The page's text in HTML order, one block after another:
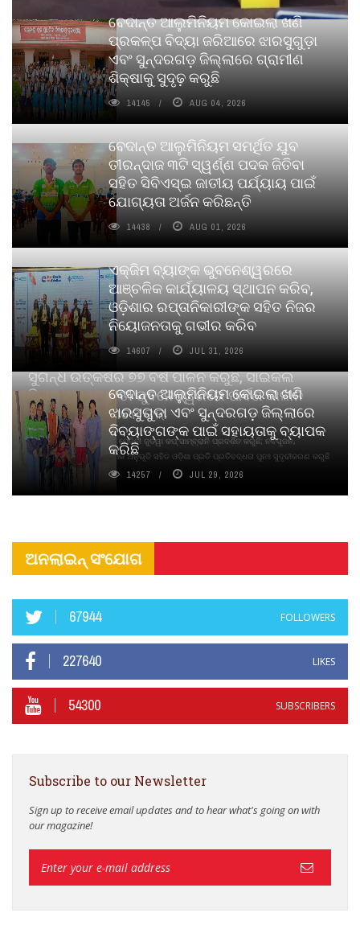
ସୁଗନ୍ଧ ଉତ୍କର୍ଷର ୭୭ ବର୍ଷ ପାଳନ କରୁଛି, ସାଇକଲ
ପିୟୋର୍‌ ଅଗରବତୀ ଭୁବନେଶ୍ୱରରେ ପାର୍ବଣ କାଳୀନ
ନବସୃଜନ ଉନ୍ମୋଚନ କଲା
ବାଉଁଶ ବିହୀନ କଠିନ ଧୂପ ଏବଂ ମେଦିନୀ ଜୁଡୱା କପ୍‌ ସାମ୍ବ୍ରାନି ପ୍ରଦର୍ଶିତ କରୁଛି; ନବସୃଜନ,
ଦୀର୍ଘସ୍ଥାୟିତା ଏବଂ ଆଧ୍ୟାତ୍ମିକ ଅନୁଭୂତି ସହିତ ଓଡ଼ିଶା ପ୍ରତି ପ୍ରତିବଦ୍ଧତା ପୁନଃ ସୁଦୃଢୀକରଣ କରୁଛି
ବେଦାନ୍ତ ଆଲୁମିନିୟମ କୋଇଲା ଖଣି
ପ୍ରକଳ୍ପ ବିଦ୍ୟା ଜରିଆରେ ଝାରସୁଗୁଡ଼ା
ଏବଂ ସୁନ୍ଦରଗଡ଼ ଜିଲ୍ଲାରେ ଗ୍ରାମୀଣ
ଶିକ୍ଷାକୁ ସୁଦୃଢ଼ କରୁଛି
14145 AUG 04, 2026
ବେଦାନ୍ତ ଆଲୁମିନିୟମ ସମର୍ଥିତ ଯୁବ
ତୀରନ୍ଦାଜ ୩ଟି ସ୍ୱର୍ଣ୍ଣ ପଦକ ଜିତିବା
ସହିତ ସିବିଏସ୍ଇ ଜାତୀୟ ପର୍ଯ୍ୟାୟ ପାଇଁ
ଯୋଗ୍ୟତା ଅର୍ଜନ କରିଛନ୍ତି
14438 AUG 01, 2026
ଏକ୍ଜିମ ବ୍ୟାଙ୍କ ଭୁବନେଶ୍ୱରରେ
ଆଞ୍ଚଳିକ କାର୍ଯ୍ୟାଳୟ ସ୍ଥାପନ କରିବ,
ଓଡ଼ିଶାର ରପ୍ତାନିକାରୀଙ୍କ ସହିତ ନିଜର
ନିୟୋଜନତାକୁ ଗଭୀର କରିବ
14607 JUL 31, 2026
ବେଦାନ୍ତ ଆଲୁମିନିୟମ କୋଇଲା ଖଣି
ଝାରସୁଗୁଡା ଏବଂ ସୁନ୍ଦରଗଡ଼ ଜିଲ୍ଲାରେ
ଦିବ୍ୟାଙ୍ଗଙ୍କ ପାଇଁ ସହାୟତାକୁ ବ୍ୟାପକ
କରିଛି
14257 JUL 29, 2026
ଅନଲାଇନ୍ ସଂଯୋଗ
67944 FOLLOWERS
227640 LIKES
54300 SUBSCRIBERS
Subscribe to our Newsletter
Sign up to receive email updates and to hear what's going on with
our magazine!